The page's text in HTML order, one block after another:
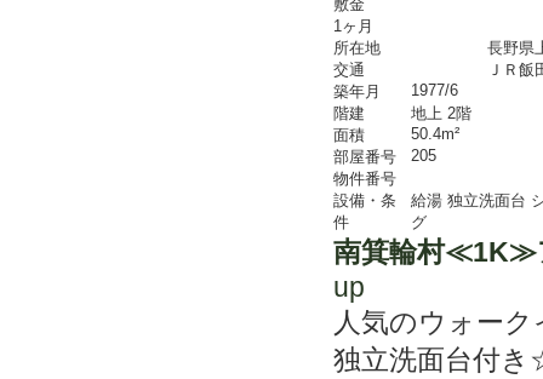
敷金
1ヶ月
所在地
長野県
交通
ＪＲ
築年月
1977/6
階建
地上 2階
面積
50.4m²
部屋番号
205
物件番号
設備・条
件
給湯 独立洗面台
グ
南箕輪村
up
人気のウォー
独立洗面台付